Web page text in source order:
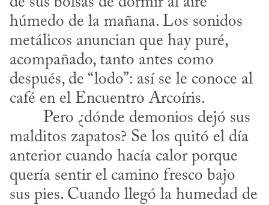
húmedo de la mañana. Los sonidos
metálicos anuncian que hay puré,
acompañado, tanto antes como
después, de “lodo”: así se le conoce al
café en el Encuentro Arcoíris.
malditos zapatos? Se los quitó el día
anterior cuando hacía calor porque
quería sentir el camino fresco bajo
sus pies. Cuando llegó la humedad de